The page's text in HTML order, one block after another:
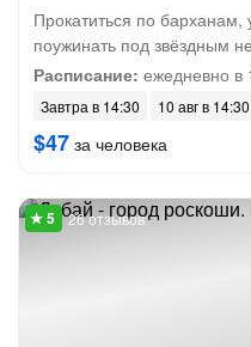
Прокатиться по барханам,
поужинать под звёздным
Расписание: ежедневно в
Завтра в 14:30 10 авг в 14:30
$47 за человека
26 отзывов